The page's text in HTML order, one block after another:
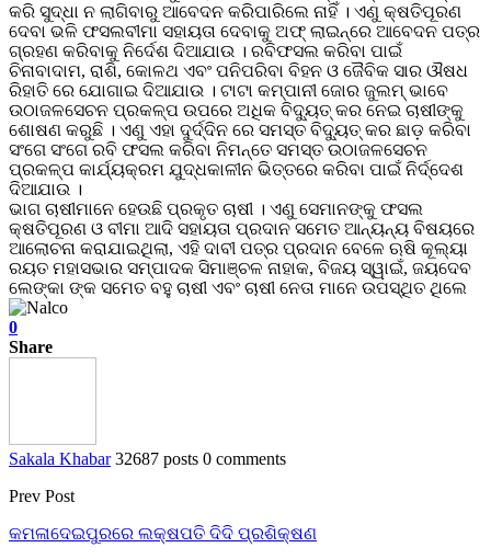
କରି ସୁଦ୍ଧା ନ ଲାଗିବାରୁ ଆବେଦନ କରିପାରିଲେ ନାହିଁ । ଏଣୁ କ୍ଷତିପୂରଣ
ଦେବା ଭଳି ଫସଲବୀମା ସହାୟତା ଦେବାକୁ ଅଫ୍ ଲାଇନ୍‌ରେ ଆବେଦନ ପତ୍ର
ଗ୍ରହଣ କରିବାକୁ ନିର୍ଦେଶ ଦିଆଯାଉ । ରବିଫସଲ କରିବା ପାଇଁ
ଚିନାବାଦାମ, ରାଶି, କୋଳଥ ଏବଂ ପନିପରିବା ବିହନ ଓ ଜୈବିକ ସାର ଔଷଧ
ରିହାତି ରେ ଯୋଗାଇ ଦିଆଯାଉ । ଟାଟା କମ୍ପାନୀ ଜୋର ଜୁଲମ୍ ଭାବେ
ଉଠାଜଳସେଚନ ପ୍ରକଳ୍ପ ଉପରେ ଅଧିକ ବିଦ୍ୟୁତ୍ କର ନେଇ ଚାଷୀଙ୍କୁ
ଶୋଷଣ କରୁଛି । ଏଣୁ ଏହା ଦୁର୍ଦ୍ଦିନ ରେ ସମସ୍ତ ବିଦ୍ୟୁତ୍ କର ଛାଡ଼ କରିବା
ସଂଗେ ସଂଗେ ରବି ଫସଲ କରିବା ନିମନ୍ତେ ସମସ୍ତ ଉଠାଜଳସେଚନ
ପ୍ରକଳ୍ପ କାର୍ଯ୍ୟକ୍ରମ ଯୁଦ୍ଧକାଳୀନ ଭିତ୍ତରେ କରିବା ପାଇଁ ନିର୍ଦ୍ଦେଶ
ଦିଆଯାଉ ।
ଭାଗ ଚାଷୀମାନେ ହେଉଛି ପ୍ରକୃତ ଚାଷୀ । ଏଣୁ ସେମାନଙ୍କୁ ଫସଲ
କ୍ଷତିପୂରଣ ଓ ବୀମା ଆଦି ସହାୟତା ପ୍ରଦାନ ସମେତ ଆନ୍ୟନ୍ୟ ବିଷୟରେ
ଆଲୋଚନା କରାଯାଇଥିଲା, ଏହି ଦାବୀ ପତ୍ର ପ୍ରଦାନ ବେଳେ ଋଷି କୂଲ୍ୟା
ରୟତ ମହାସଭାର ସମ୍ପାଦକ ସିମାଞ୍ଚଳ ନାହାକ, ବିଜୟ ସ୍ୱାଇଁ, ଜୟଦେବ
ଲେଙ୍କା ଙ୍କ ସମେତ ବହୁ ଚାଷୀ ଏବଂ ଚାଷୀ ନେତା ମାନେ ଉପସ୍ଥିତ ଥିଲେ
0
Share
Sakala Khabar 32687 posts 0 comments
Prev Post
କମଳାଦେଇପୁରରେ ଲକ୍ଷପତି ଦିଦି ପ୍ରଶିକ୍ଷଣ